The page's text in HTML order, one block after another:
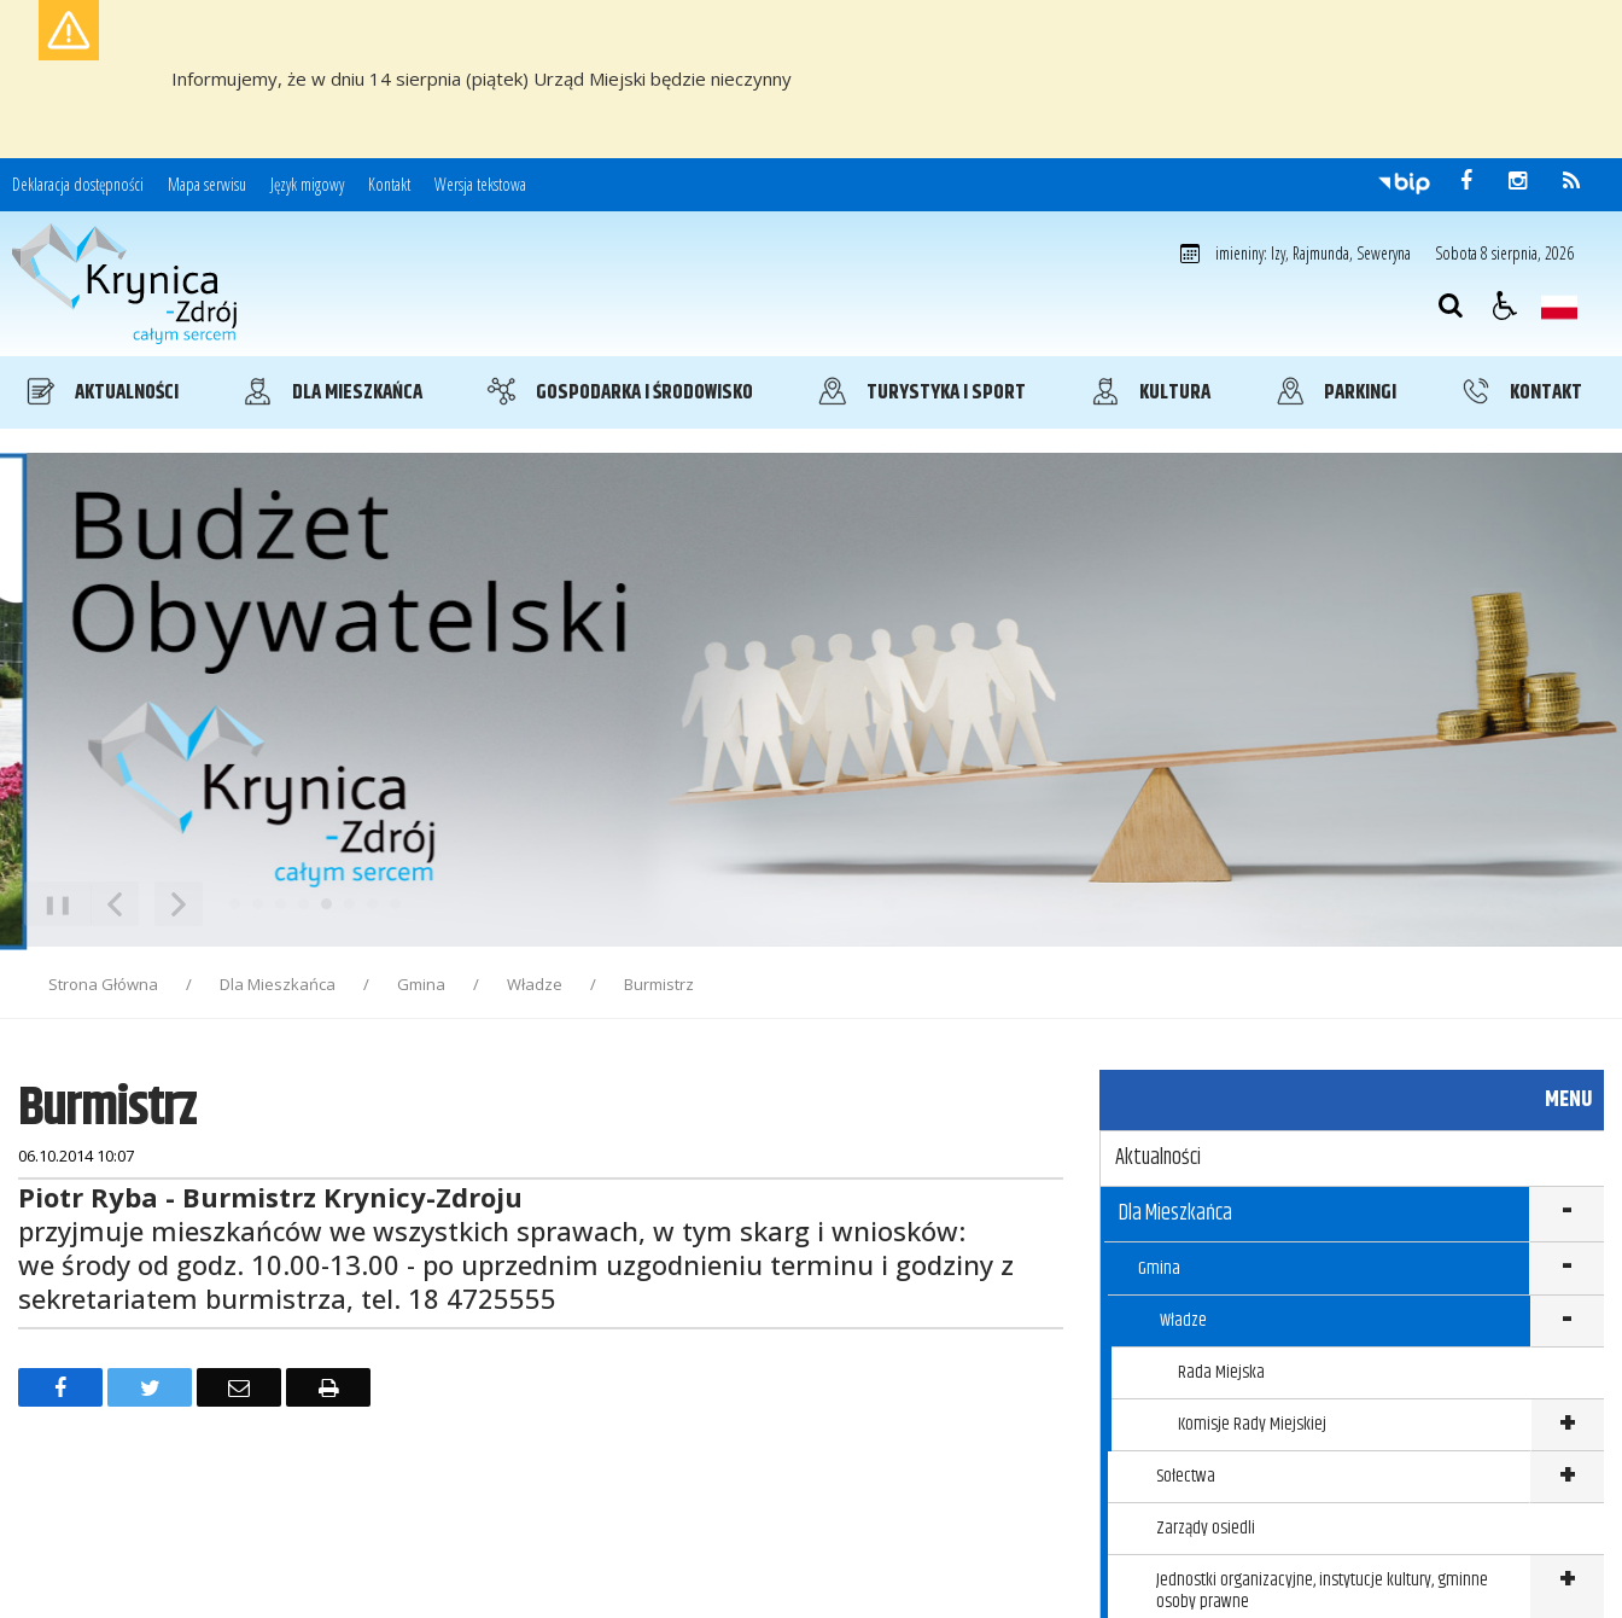
Informujemy, że w dniu 14 sierpnia (piątek) Urząd Miejski będzie nieczynny
Deklaracja dostępności Mapa serwisu Język migowy Kontakt Wersja tekstowa
Miasto i Gmina Uzdrowiskowa Krynica-Zdrój
imieniny: Izy, Rajmunda, Seweryna Sobota 8 sierpnia, 2026
AKTUALNOŚCI DLA MIESZKAŃCA GOSPODARKA I ŚRODOWISKO TURYSTYKA I SPORT KULTURA PARKINGI KONTAKT
❚❚
Strona Główna Dla Mieszkańca Gmina Władze Burmistrz
Burmistrz
06.10.2014 10:07
Treść
Piotr Ryba - Burmistrz Krynicy-Zdroju
przyjmuje mieszkańców we wszystkich sprawach, w tym skarg i wniosków:
we środy od godz. 10.00-13.00 - po uprzednim uzgodnieniu terminu i godziny z
sekretariatem burmistrza, tel. 18 4725555
F
T
E
D
MENU
Aktualności
Dla Mieszkańca
Gmina
Władze
Kliknij
Rada Miejska
Komisje Rady Miejskiej
Kliknij
Sołectwa
Kliknij
Zarządy osiedli
Jednostki organizacyjne, instytucje kultury, gminne
osoby prawne